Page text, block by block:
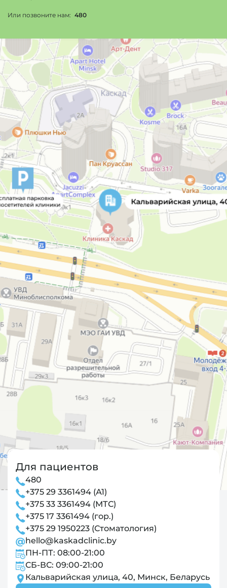
Или позвоните нам: 480
Для пациентов
480
+375 29 3361494 (А1)
+375 33 3361494 (МТС)
+375 17 3361494 (гор.)
+375 29 1950223 (Стоматология)
hello@kaskadclinic.by
ПН-ПТ: 08:00-21:00
СБ-ВС: 09:00-21:00
Кальварийская улица, 40, Минск, Беларусь